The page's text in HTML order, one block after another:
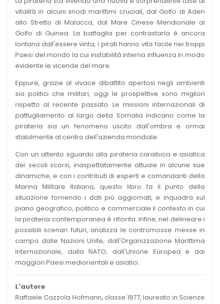
vitalità in alcuni snodi marittimi cruciali, dal Golfo di Aden
allo Stretto di Malacca, dal Mare Cinese Meridionale al
Golfo di Guinea. La battaglia per contrastarla è ancora
lontana dall'essere vinta, i pirati hanno vita facile nei troppi
Paesi del mondo la cui instabilità interna influenza in modo
evidente le vicende del mare.
Eppure, grazie al vivace dibattito apertosi negli ambienti
sia politici che militari, oggi le prospettive sono migliori
rispetto al recente passato. Le missioni internazionali di
pattugliamento al largo della Somalia indicano come la
pirateria sia un fenomeno uscito dall'ombra e ormai
stabilmente al centro dell'azienda mondiale.
Con un attento sguardo alla pirateria caraibica e asiatica
dei secoli scorsi, inaspettatamente attuale in alcune sue
dinamiche, e con i contributi di esperti e comandanti della
Marina Militare Italiana, questo libro fa il punto della
situazione fornendo i dati più aggiornati, e inquadra sul
piano geografico, politico e commerciale il contesto in cui
la pirateria contemporanea è rifiorita. Infine, nel delineare i
possibili scenari futuri, analizza le contromosse messe in
campo dalle Nazioni Unite, dall'Organizzazione Marittima
Internazionale, dalla NATO, dall'Unione Europea e dai
maggiori Paesi mediorientali e asiatici.
L'autore
Raffaele Cazzola Hofmann, classe 1977, laureato in Scienze